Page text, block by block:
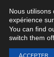
Nous utilisons
expérience
You can find
switch them